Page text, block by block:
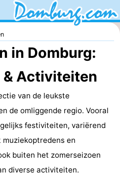
in Domburg:
& Activiteiten
van de leukste
de omliggende regio. Vooral
festiviteiten, variërend
en
buiten het zomerseizoen
diverse activiteiten.